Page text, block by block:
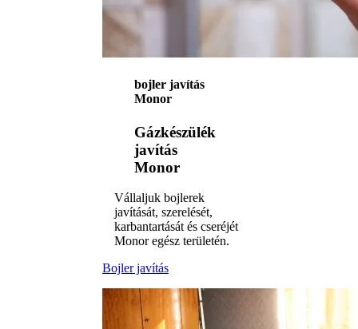
bojler javítás
Monor
Gázkészülék
javítás
Monor
Vállaljuk bojlerek
javítását, szerelését,
karbantartását és cseréjét
Monor egész területén.
Bojler javítás